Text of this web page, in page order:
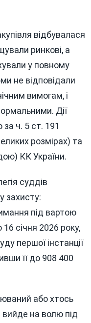
відбувалася
ринкові, а
у повному
не відповідали
вимогам, і
Дії
за ч. 5 ст. 191
розмірах) та
КК України.
суддів
захисту:
під вартою
січня 2026 року,
першої інстанції
її до 908 400
або хтось
вийде на волю під